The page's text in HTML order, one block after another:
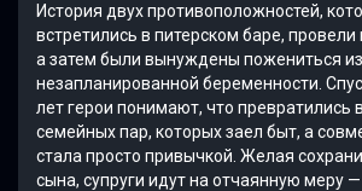
История двух противоположностей,
встретились в питерском баре, провели
а затем были вынуждены пожениться
незапланированной беременности.
лет герои понимают, что превратились
семейных пар, которых заел быт, а
стала просто привычкой. Желая
сына, супруги идут на отчаянную меру